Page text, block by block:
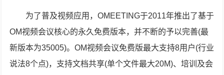
为了普及视频应用，OMEETING于2011年推出了基于
OM视频会议核心的永久免费版本，并不断的予以完善(最
新版本为35005)。OM视频会议免费版最大支持8用户(行业
说法8个点)，支持文档共享(单个文件最大20M)、培训及会